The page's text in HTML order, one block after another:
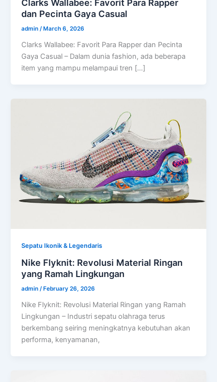
Clarks Wallabee: Favorit Para Rapper
dan Pecinta Gaya Casual
admin/March 6, 2026
Clarks Wallabee: Favorit Para Rapper dan Pecinta
Gaya Casual – Dalam dunia fashion, ada beberapa
item yang mampu melampaui tren […]
Sepatu Ikonik & Legendaris
Nike Flyknit: Revolusi Material Ringan
yang Ramah Lingkungan
admin/ February 26, 2026
Nike Flyknit: Revolusi Material Ringan yang Ramah
Lingkungan – Industri sepatu olahraga terus
berkembang seiring meningkatnya kebutuhan akan
performa, kenyamanan,